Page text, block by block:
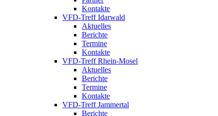
Kontakte
VFD-Treff Idarwald
Aktuelles
Berichte
Termine
Kontakte
VFD-Treff Rhein-Mosel
Aktuelles
Berichte
Termine
Kontakte
VFD-Treff Jammertal
Berichte